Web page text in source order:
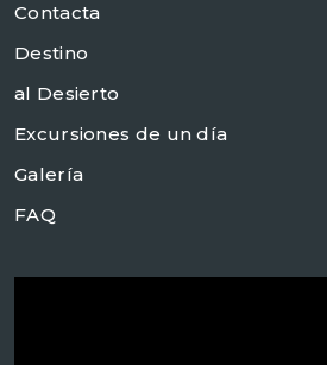
Contacta
Destino
al Desierto
Excursiones de un día
Galería
FAQ